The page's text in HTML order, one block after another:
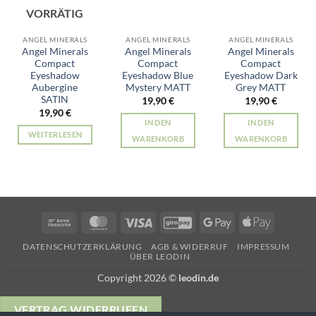
VORRÄTIG
ANGEL MINERALS
Angel Minerals
Compact
Eyeshadow
Aubergine
SATIN
19,90€
WEITERLESEN
ANGEL MINERALS
Angel Minerals
Compact
Eyeshadow Blue
Mystery MATT
19,90€
IN DEN
WARENKORB
ANGEL MINERALS
Angel Minerals
Compact
Eyeshadow Dark
Grey MATT
19,90€
IN DEN
WARENKORB
Bank
MasterCardVisa GiroPay Google
Apple
DATENSCHUTZERKLÄRUNG AGB & WIDERRUF
IMPRESSUM
ÜBER LEODIN
Copyright 2026 © leodin.de
VERTRAG WIDERRUFEN